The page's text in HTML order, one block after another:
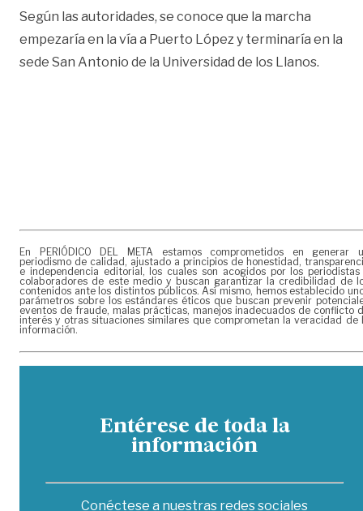
Según las autoridades, se conoce que la marcha
empezaría en la vía a Puerto López y terminaría en la
sede San Antonio de la Universidad de los Llanos.
En PERIÓDICO DEL META estamos comprometidos en generar
periodismo de calidad, ajustado a principios de honestidad,
e independencia editorial, los cuales son acogidos por los periodistas
colaboradores de este medio y buscan garantizar la credibilidad de
contenidos ante los distintos públicos. Así mismo, hemos establecido
parámetros sobre los estándares éticos que buscan prevenir
eventos de fraude, malas prácticas, manejos inadecuados de conflicto
interés y otras situaciones similares que comprometan la veracidad de
información.
Entérese de toda la
información
Conéctese a nuestras redes sociales